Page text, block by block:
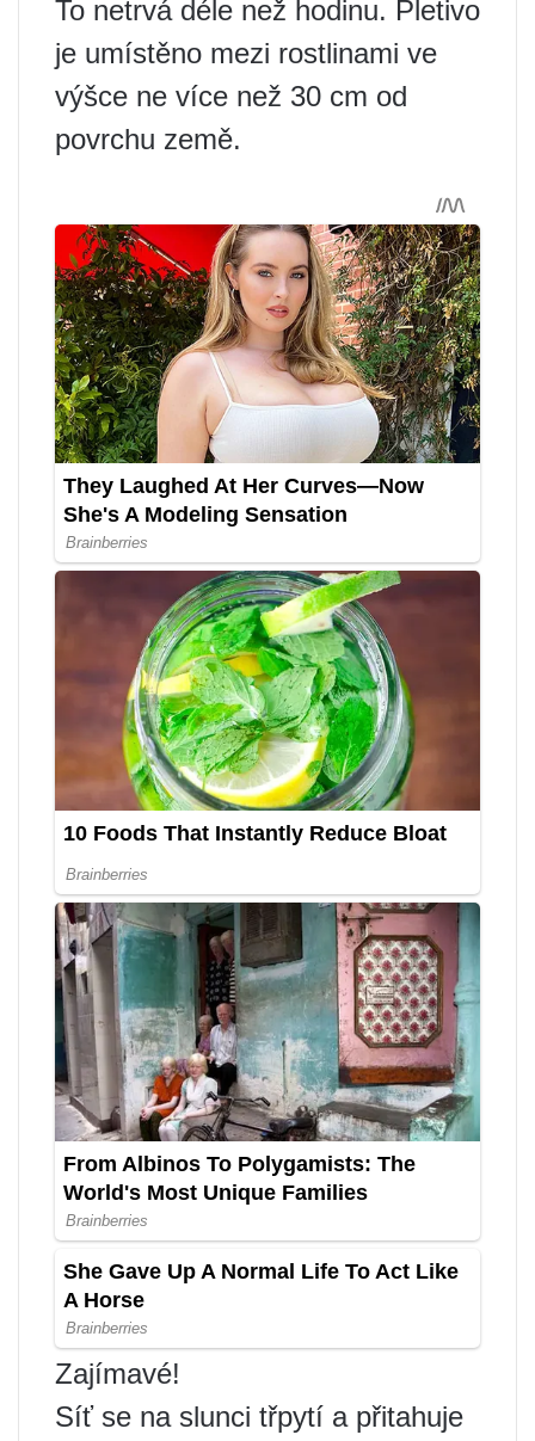
To netrvá déle než hodinu. Pletivo
je umístěno mezi rostlinami ve
výšce ne více než 30 cm od
povrchu země.
Zajímavé!
Síť se na slunci třpytí a přitahuje